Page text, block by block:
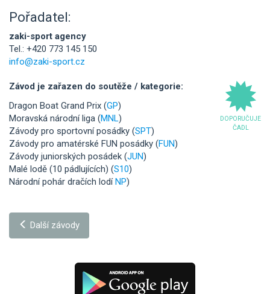
Pořadatel:
zaki-sport agency
Tel.: +420 773 145 150
info@zaki-sport.cz
DOPORUČUJE
ČADL
Závod je zařazen do soutěže / kategorie:
Dragon Boat Grand Prix (GP)
Moravská národní liga (MNL)
Závody pro sportovní posádky (SPT)
Závody pro amatérské FUN posádky (FUN)
Závody juniorských posádek (JUN)
Malé lodě (10 pádlujících) (S10)
Národní pohár dračích lodíNP)
Další závody